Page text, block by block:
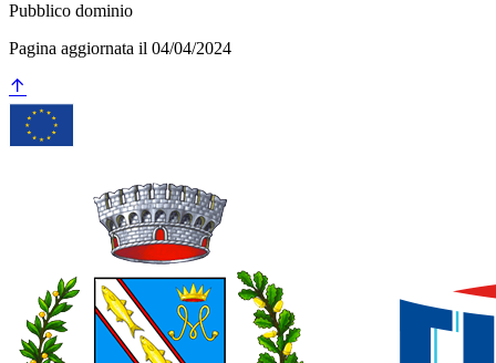
Pubblico dominio
Pagina aggiornata il 04/04/2024